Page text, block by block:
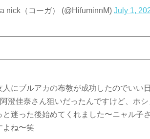
nick（コーガ） (@HifuminnM)July 1,
人にブルアカの布教が成功したのでいい
澄佳奈さん狙いだったんですけど、ホ
と迷った後始めてくれました〜ニャル子
よね〜笑